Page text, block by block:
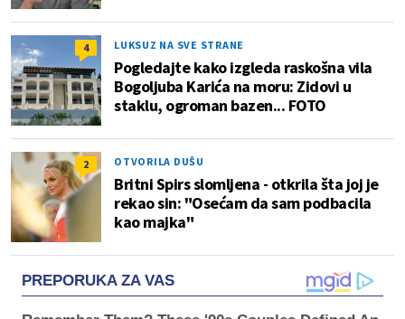
4 LUKSUZ NA SVE STRANE
Pogledajte kako izgleda raskošna vila
Bogoljuba Karića na moru: Zidovi u
staklu, ogroman bazen... FOTO
2 OTVORILA DUŠU
Britni Spirs slomljena - otkrila šta joj je
rekao sin: "Osećam da sam podbacila
kao majka"
PREPORUKA ZA VAS